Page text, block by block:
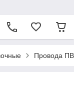
Провода